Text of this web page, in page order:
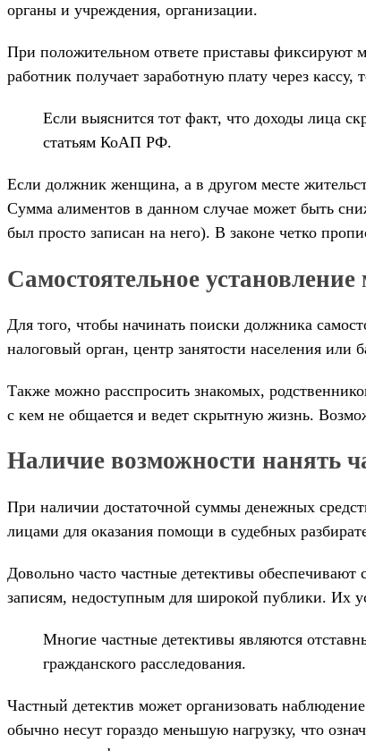
органы и учреждения, организации.
При положительном ответе приставы фиксируют
работник получает заработную плату через
Если выяснится тот факт, что доходы лица
статьям КоАП РФ.
Если должник женщина, а в другом месте
Сумма алиментов в данном случае может быть
был просто записан на него). В законе четко
Самостоятельное
Для того, чтобы начинать поиски должника
налоговый орган, центр занятости населения
Также можно расспросить знакомых,
с кем не общается и ведет скрытную жизнь.
Наличие возможности нанять
При наличии достаточной суммы денежных
лицами для оказания помощи в судебных
Довольно часто частные детективы
записям, недоступным для широкой публики. Их
Многие частные детективы являются
гражданского расследования.
Частный детектив может организовать
обычно несут гораздо меньшую нагрузку, что